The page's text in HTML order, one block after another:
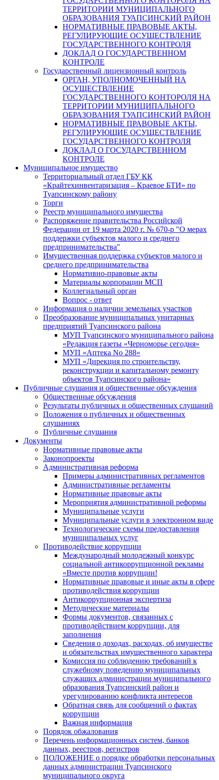
ТЕРРИТОРИИ МУНИЦИПАЛЬНОГО
ОБРАЗОВАНИЯ ТУАПСИНСКИЙ РАЙОН
НОРМАТИВНЫЕ ПРАВОВЫЕ АКТЫ,
РЕГУЛИРУЮЩИЕ ОСУЩЕСТВЛЕНИЕ
ГОСУДАРСТВЕННОГО КОНТРОЛЯ
ДОКЛАД О ГОСУДАРСТВЕННОМ
КОНТРОЛЕ
Государственный лицензионный контроль
ОРГАН, УПОЛНОМОЧЕННЫЙ НА
ОСУЩЕСТВЛЕНИЕ
ГОСУДАРСТВЕННОГО КОНТОРОЛЯ НА
ТЕРРИТОРИИ МУНИЦИПАЛЬНОГО
ОБРАЗОВАНИЯ ТУАПСИНСКИЙ РАЙОН
НОРМАТИВНЫЕ ПРАВОВЫЕ АКТЫ,
РЕГУЛИРУЮЩИЕ ОСУЩЕСТВЛЕНИЕ
ГОСУДАРСТВЕННОГО КОНТРОЛЯ
ДОКЛАД О ГОСУДАРСТВЕННОМ
КОНТРОЛЕ
Муниципальное имущество
Территориальный отдел ГБУ КК
«Крайтехинвентаризация – Краевое БТИ» по
Туапсинскому району
Торги
Реестр муниципального имущества
Распоряжение правительства Российской
Федерации от 19 марта 2020 г. № 670-р "О мерах
поддержки субъектов малого и среднего
предпринимательства"
Имущественная поддержка субъектов малого и
среднего предпринимательства
Нормативно-правовые акты
Материалы корпорации МСП
Коллегиальный орган
Вопрос - ответ
Информация о наличии земельных участков
Преобразование муниципальных унитарных
предприятий Туапсинского района
МУП Туапсинского муниципального района
«Редакция газеты «Черноморье сегодня»
МУП «Аптека No 288»
МУП «Дирекция по строительству,
реконструкции и капитальному ремонту
объектов Туапсинского района»
Публичные слушания и общественные обсуждения
Общественные обсуждения
Результаты публичных и общественных слушаний
Положения о публичных и общественных
слушаниях
Публичные слушания
Документы
Нормативные правовые акты
Законопроекты
Административная реформа
Примеры административных регламентов
Административные регламенты
Нормативные правовые акты
Мероприятия административной реформы
Муниципальные услуги
Муниципальные услуги в электронном виде
Технологические схемы предоставления
муниципальных услуг
Противодействие коррупции
Международный молодежный конкурс
социальной антикоррупционной рекламы
«Вместе против коррупции!
Нормативные правовые и иные акты в сфере
противодействия коррупции
Антикоррупционная экспертиза
Методические материалы
Формы документов, связанных с
противодействием коррупции, для
заполнения
Сведения о доходах, расходах, об имуществе
и обязательствах имущественного характера
Комиссия по соблюдению требований к
служебному поведению муниципальных
служащих администрации муниципального
образования Туапсинский район и
урегулированию конфликта интересов
Обратная связь для сообщений о фактах
коррупции
Важная информация
Порядок обжалования
Перечень информационных систем, банков
данных, реестров, регистров
ПОЛОЖЕНИЕ о порядке обработки персональных
данных администрации Туапсинского
муниципального округа